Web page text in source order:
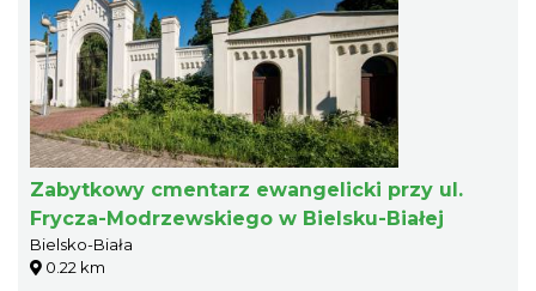
Zabytkowy cmentarz ewangelicki przy ul.
Frycza-Modrzewskiego w Bielsku-Białej
Bielsko-Biała
0.22 km